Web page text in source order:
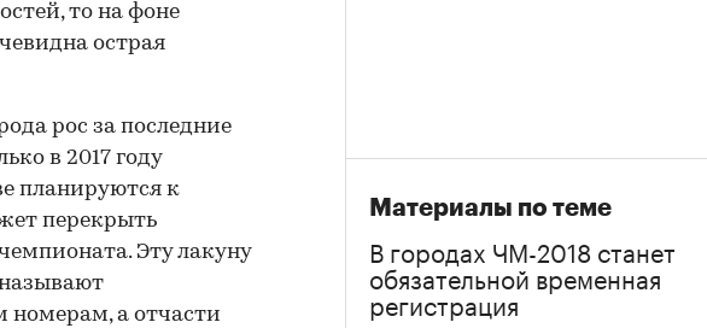
то на фоне
острая
рос за последние
в 2017 году
планируются к
перекрыть
Эту лакуну
а отчасти
Материалы по теме
В городах ЧМ-2018 станет
обязательной временная
регистрация